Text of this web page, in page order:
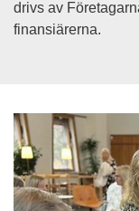
drivs av
finansiärerna.